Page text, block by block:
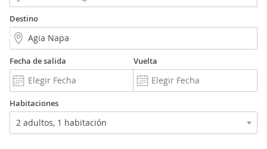
Destino
Fecha de salida Vuelta
Habitaciones